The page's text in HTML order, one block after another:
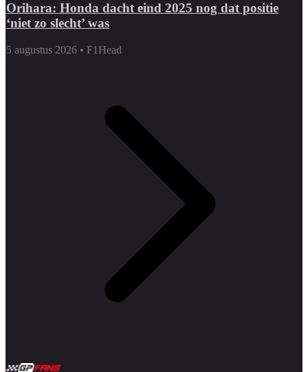
Orihara: Honda dacht eind 2025 nog dat positie
‘niet zo slecht’ was
5 augustus 2026 • F1Head